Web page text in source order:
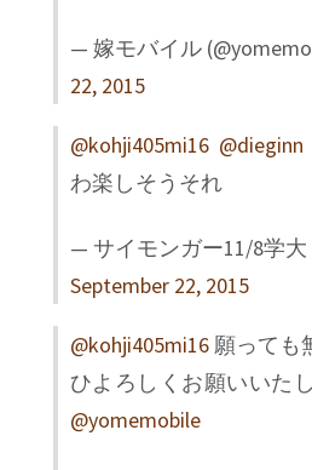
— 嫁モバイル
22, 2015
@kohji405mi16 @dieginn
わ楽しそうそれ
— サイモンガー11/8学大
September 22, 2015
@kohji405mi16 願っても
ひよろしくお願いいた
@yomemobile